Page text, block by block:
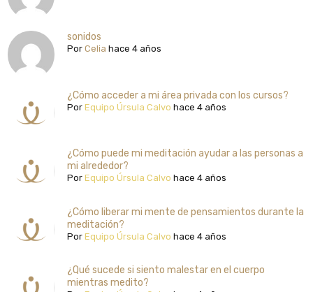
sonidos
PorCelia hace 4 años
¿Cómo acceder a mi área privada con los cursos?
PorEquipo Úrsula Calvo hace 4 años
¿Cómo puede mi meditación ayudar a las personas a
mi alrededor?
PorEquipo Úrsula Calvo hace 4 años
¿Cómo liberar mi mente de pensamientos durante la
meditación?
PorEquipo Úrsula Calvo hace 4 años
¿Qué sucede si siento malestar en el cuerpo
mientras medito?